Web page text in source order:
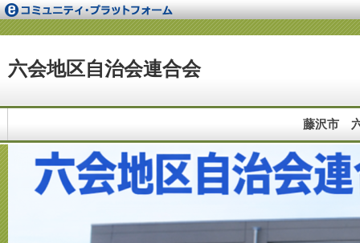
六会地区自治会連合会
藤沢市